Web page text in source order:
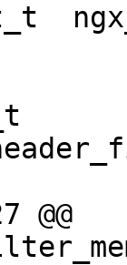
@@